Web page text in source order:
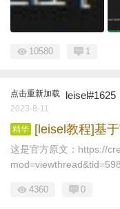
10580 1
点击重新加载 leisel#1625
2023-8-11
精华 [leisel教程]基
这是官方原文：https://
4360 0